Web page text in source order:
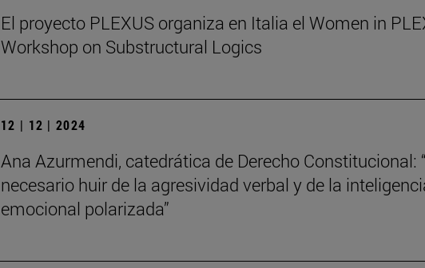
El proyecto PLEXUS organiza en Italia el Women in
Workshop on Substructural Logics
12 | 12 | 2024
Ana Azurmendi, catedrática de Derecho Constitucional:
necesario huir de la agresividad verbal y de la
emocional polarizada”